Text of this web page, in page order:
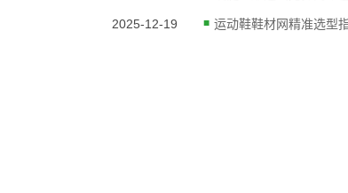
2025-12-19